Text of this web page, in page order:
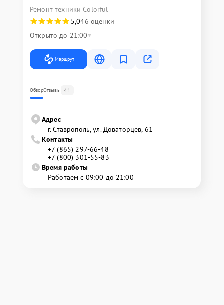
Ремонт техники Colorful
5,046 оценки
Открыто до 21:00
Маршрут
ОбзорОтзывы 41
Адрес
г. Ставрополь, ул. Доваторцев, 61
Контакты
+7 (865) 297-66-48
+7 (800) 301-55-83
Время работы
Работаем с 09:00 до 21:00